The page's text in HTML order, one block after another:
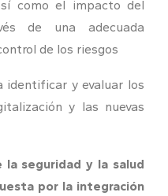
como el impacto del
de una adecuada
de los riesgos
identificar y evaluar los
y las nuevas
seguridad y la salud
por la integración